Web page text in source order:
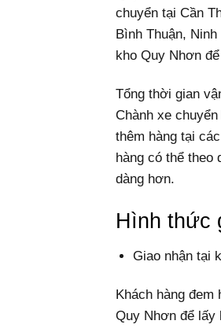
chuyển tại Cần
Bình Thuận,
kho Quy Nhơn
Tổng thời gian
Chành xe
thêm hàng tại
hàng có thể theo
dàng hơn.
Hình thức
Giao nhận tại
Khách hàng
Quy Nhơn để lấy